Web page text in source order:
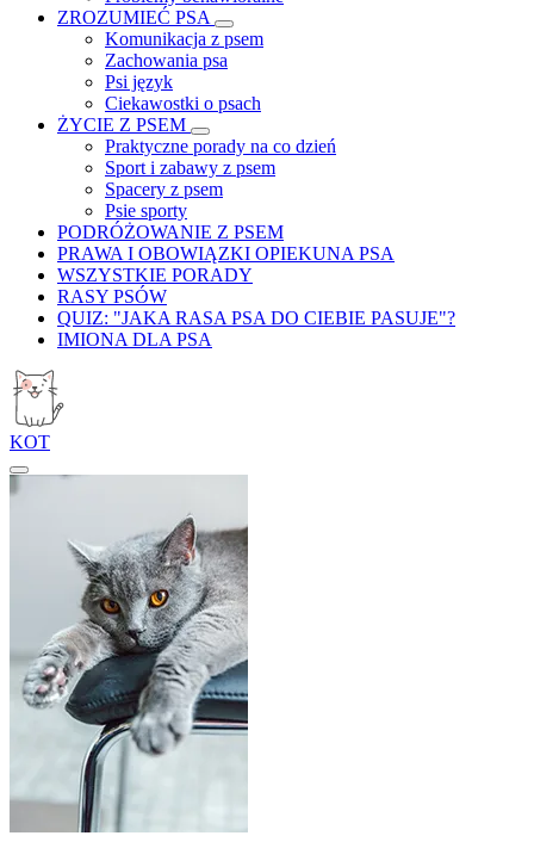
ZROZUMIEĆ PSA
Komunikacja z psem
Zachowania psa
Psi język
Ciekawostki o psach
ŻYCIE Z PSEM
Praktyczne porady na co dzień
Sport i zabawy z psem
Spacery z psem
Psie sporty
PODRÓŻOWANIE Z PSEM
PRAWA I OBOWIĄZKI OPIEKUNA PSA
WSZYSTKIE PORADY
RASY PSÓW
QUIZ: "JAKA RASA PSA DO CIEBIE PASUJE"?
IMIONA DLA PSA
KOT